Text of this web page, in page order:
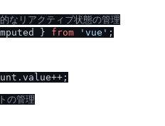
なリアクティブ状態の管理
} from 'vue' ;
value++;
の管理